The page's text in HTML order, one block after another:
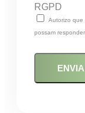
RGPD
Autorizo que
possam